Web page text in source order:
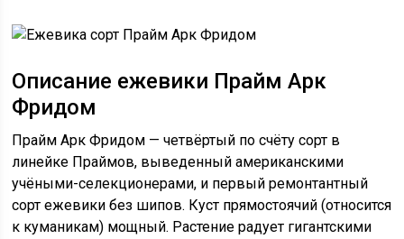
Описание ежевики Прайм Арк
Фридом
Прайм Арк Фридом — четвёртый по счёту сорт в
линейке Праймов, выведенный американскими
учёными-селекционерами, и первый ремонтантный
сорт ежевики без шипов. Куст прямостоячий (относится
к куманикам) мощный. Растение радует гигантскими